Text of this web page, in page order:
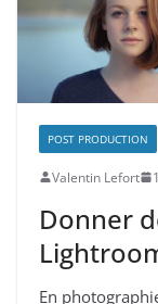
POST PRODUCTION
Valentin Lefort
Donner
En